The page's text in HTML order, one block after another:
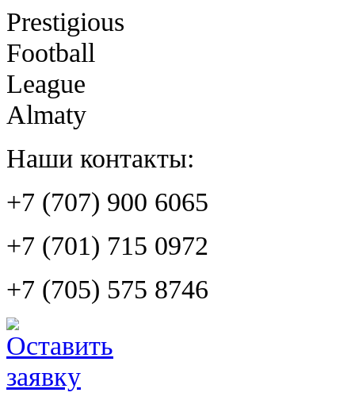
Prestigious
Football
League
Almaty
Наши контакты:
+7 (707) 900 6065
+7 (701) 715 0972
+7 (705) 575 8746